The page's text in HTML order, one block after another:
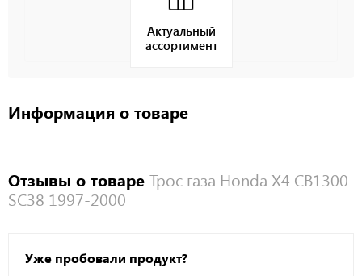
Актуальный
ассортимент
Информация о товаре
Отзывы о товаре Трос газа Honda X4 CB1300
SC38 1997-2000
Уже пробовали продукт?